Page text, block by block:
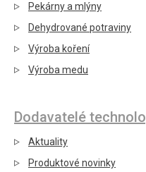
Pekárny a mlýny
Dehydrované potraviny
Výroba koření
Výroba medu
Dodavatelé
Aktuality
Produktové novinky